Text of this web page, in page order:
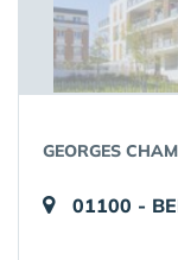
GEORGES
01100 -